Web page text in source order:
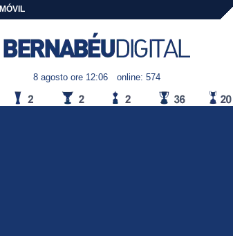
MÓVIL
8 agosto ore 12:06 online: 574